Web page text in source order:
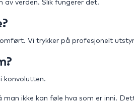
av verden. Slik fungerer det.
Vi trykker på profesjonelt
konvolutten.
ikke kan føle hva som er inni.